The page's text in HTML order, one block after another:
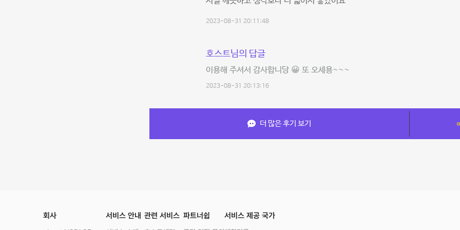
2023-08-31 20:11:48
호스트님의 답글
이용해 주셔서 감사합니당 😀 또 오세용~~~
2023-08-31 20:13:16
더 많은 후기 보기
회사 서비스 안내 관련 서비스 파트너쉽 서비스 제공 국가